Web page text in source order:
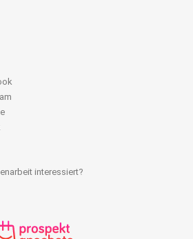
interessiert?